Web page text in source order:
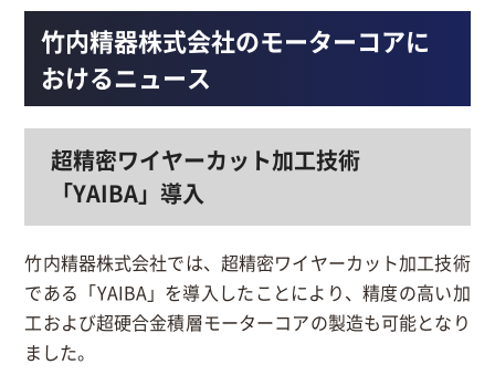
竹内精器株式会社のモーターコアに
おけるニュース
超精密ワイヤーカット加工技術
「YAIBA」導入
竹内精器株式会社では、超精密ワイヤーカット加工技術
である「YAIBA」を導入したことにより、精度の高い加
工および超硬合金積層モーターコアの製造も可能となり
ました。